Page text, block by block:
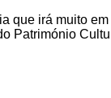
que irá muito
Património